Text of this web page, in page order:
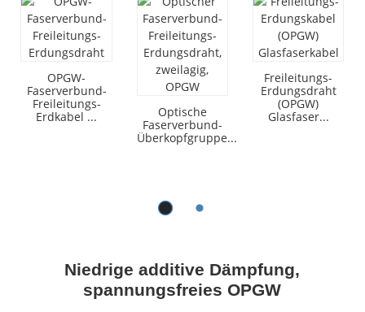
OPGW-
Faserverbund-
Freileitungs-
Erdkabel ...
Optische
Faserverbund-
Überkopfgruppe...
Freileitungs-
Erdungsdraht
(OPGW)
Glasfaser...
Niedrige additive Dämpfung,
spannungsfreies OPGW